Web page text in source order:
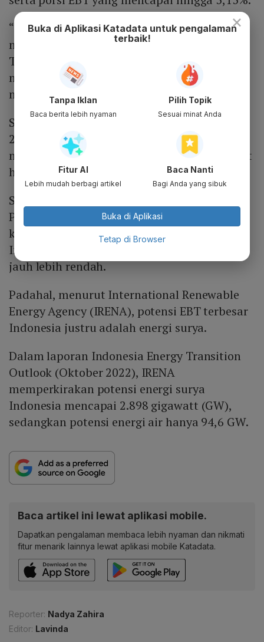
“Jadi kami memprediksi pada 2025
mendatang, konsumsi energi Kalimantan
Timur diprediksi mencapai 11,8 MTOE. Di
mana porsi minyak berangsur turun
mencapai 50,15%,”
Selanjutnya, porsi gas meningkat menjadi
25%, porsi batubara turut meningkat
mencapai 12,24% dan bauran EBT meningkat
hingga 12,39%.
Sementara itu, selama periode 2018-2022
PLTA menjadi pembangkit EBT dengan
kapasitas terpasang paling besar di
Indonesia. Sedangkan kapasitas EBT lainnya
jauh lebih rendah.
Padahal, menurut International Renewable
Energy Agency (IRENA), potensi EBT terbesar
Indonesia justru adalah energi surya.
Dalam laporan Indonesia Energy Transition
Outlook (Oktober 2022), IRENA
memperkirakan potensi energi surya
Indonesia mencapai 2.898 gigawatt (GW),
sedangkan potensi energi air hanya 94,6 GW.
Baca artikel ini lewat aplikasi mobile.
Dapatkan pengalaman membaca lebih nyaman dan nikmati
fitur menarik lainnya lewat aplikasi mobile Katadata.
Reporter: Nadya Zahira
Editor: Lavinda
×
Buka di Aplikasi Katadata untuk pengalaman
terbaik!
Tanpa Iklan
Baca berita lebih nyaman
Pilih Topik
Sesuai minat Anda
Fitur AI
Lebih mudah berbagi artikel
Baca Nanti
Bagi Anda yang sibuk
Buka di Aplikasi
Tetap di Browser